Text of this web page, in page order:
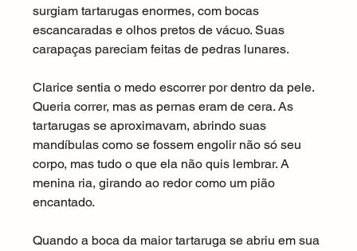
surgiam tartarugas enormes, com bocas
escancaradas e olhos pretos de vácuo. Suas
carapaças pareciam feitas de pedras lunares.
Clarice sentia o medo escorrer por dentro da pele.
Queria correr, mas as pernas eram de cera. As
tartarugas se aproximavam, abrindo suas
mandíbulas como se fossem engolir não só seu
corpo, mas tudo o que ela não quis lembrar. A
menina ria, girando ao redor como um pião
encantado.
Quando a boca da maior tartaruga se abriu em sua